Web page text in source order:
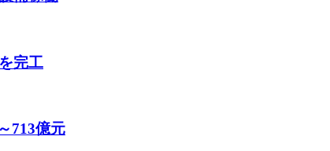
完工
713億元